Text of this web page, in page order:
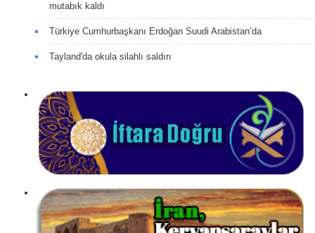
mutabık kaldı
Türkiye Cumhurbaşkanı Erdoğan Suudi Arabistan’da
Tayland'da okula silahlı saldırı